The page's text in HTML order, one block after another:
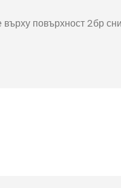
повърхност 2бр